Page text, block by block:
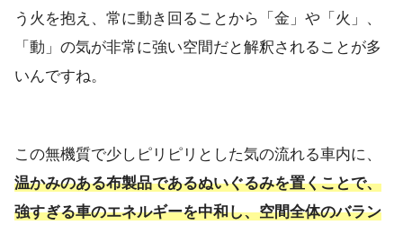
う火を抱え、常に動き回ることから「金」や「火」、
「動」の気が非常に強い空間だと解釈されることが多
いんですね。
この無機質で少しピリピリとした気の流れる車内に、
温かみのある布製品であるぬいぐるみを置くことで、
強すぎる車のエネルギーを中和し、空間全体のバラン